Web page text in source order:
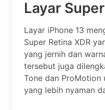
Layar
Layar iPhone 13
Super Retina XDR
yang jernih dan
tersebut juga
Tone dan ProMotion
yang lebih nyaman